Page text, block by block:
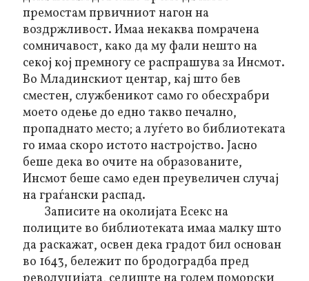
премостам првичниот нагон на
воздржливост. Имаа некаква помрачена
сомничавост, како да му фали нешто на
секој кој премногу се распрашува за Инсмот.
Во Младинскиот центар, кај што бев
сместен, службеникот само го обесхрабри
моето одење до едно такво печално,
пропаднато место; а луѓето во библиотеката
го имаа скоро истото настројство. Јасно
беше дека во очите на образованите,
Инсмот беше само еден преувеличен случај
на граѓански распад.
Записите на околијата Есекс на
полиците во библиотеката имаа малку што
да раскажат, освен дека градот бил основан
во 1643, бележит по бродоградба пред